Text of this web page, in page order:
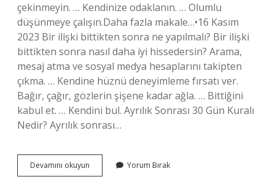
çekinmeyin. … Kendinize odaklanın. … Olumlu
düşünmeye çalışın.Daha fazla makale…•16 Kasım
2023 Bir ilişki bittikten sonra ne yapılmalı? Bir ilişki
bittikten sonra nasıl daha iyi hissedersin? Arama,
mesaj atma ve sosyal medya hesaplarını takipten
çıkma. … Kendine hüznü deneyimleme fırsatı ver.
Bağır, çağır, gözlerin şişene kadar ağla. … Bittiğini
kabul et. … Kendini bul. Ayrılık Sonrası 30 Gün Kuralı
Nedir? Ayrılık sonrası…
Devamını okuyun Sevgiliden
Ayrıldıktan
Yorum Bırak